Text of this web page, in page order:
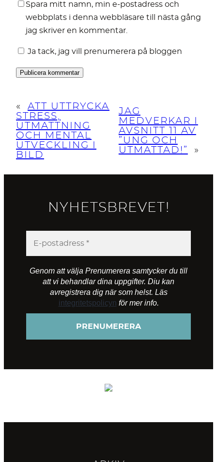
Spara mitt namn, min e-postadress och
webbplats i denna webbläsare till nästa gång
jag skriver en kommentar.
Ja tack, jag vill prenumerera på bloggen
«
ATT UTTRYCKA
STRESS,
UTMATTNING
OCH MENTAL
UTVECKLING I
BILD
JAG
MEDVERKAR I
AVSNITT 11 AV
”UNG OCH
UTMATTAD!”
»
NYHETSBREVET!
Genom att välja Prenumerera samtycker du till
att vi behandlar dina uppgifter. Diu kan
avregistrera dig när som helst. Läs
integritetspolicyn för mer info.